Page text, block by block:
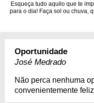
Esqueça tudo aquilo que te
para o dia! Faça sol ou chuva,
Oportunidade
José Medrado
Não perca nenhuma
convenientemente